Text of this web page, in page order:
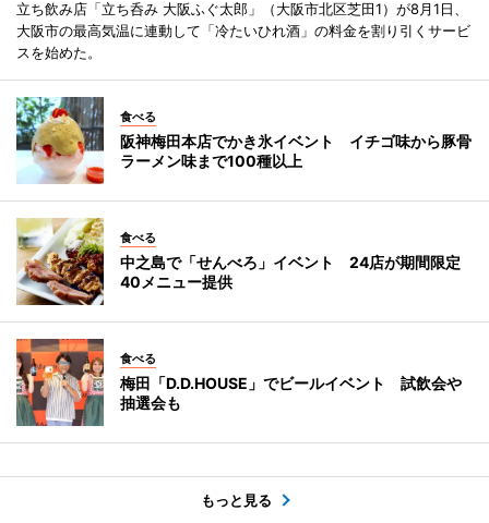
立ち飲み店「立ち呑み 大阪ふぐ太郎」（大阪市北区芝田1）が8月1日、
大阪市の最高気温に連動して「冷たいひれ酒」の料金を割り引くサービ
スを始めた。
食べる
阪神梅田本店でかき氷イベント イチゴ味から豚骨
ラーメン味まで100種以上
食べる
中之島で「せんべろ」イベント 24店が期間限定
40メニュー提供
食べる
梅田「D.D.HOUSE」でビールイベント 試飲会や
抽選会も
もっと見る